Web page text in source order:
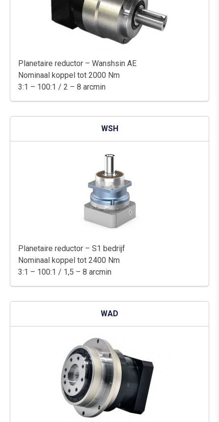
Planetaire reductor – Wanshsin AE
Nominaal koppel tot 2000 Nm
3:1 – 100:1 / 2 – 8 arcmin
WSH
Planetaire reductor – S1 bedrijf
Nominaal koppel tot 2400 Nm
3:1 – 100:1 / 1,5 – 8 arcmin
WAD